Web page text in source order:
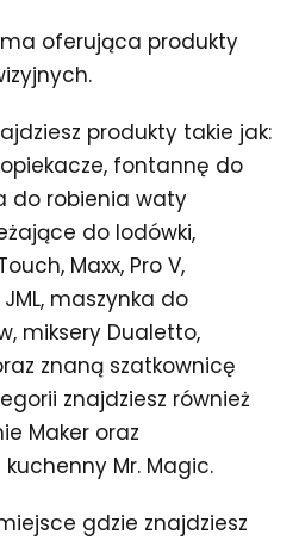
oferująca produkty
produkty takie jak:
fontannę do
do robienia waty
do lodówki,
Maxx, Pro V,
maszynka do
miksery Dualetto,
znaną szatkownicę
znajdziesz również
Maker oraz
Mr. Magic.
gdzie znajdziesz